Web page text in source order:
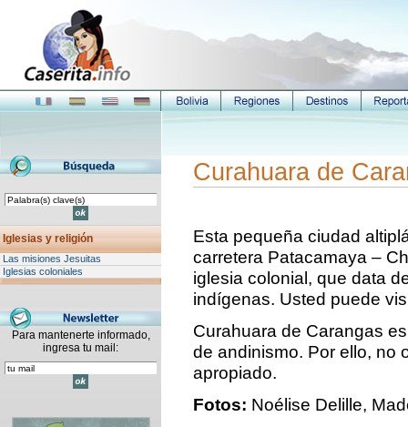
Iglesias y religión
Las misiones Jesuitas
Iglesias coloniales
Para mantenerte informado,
ingresa tu mail:
Curahuara de
Esta pequeña ciudad
carretera Patacamaya –
iglesia colonial, que data
indígenas. Usted puede
Curahuara de Carangas
de andinismo. Por ello, no
apropiado.
Fotos: Noélise Delille,